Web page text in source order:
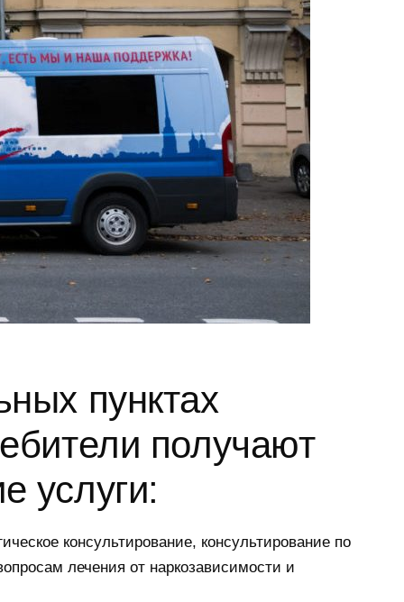
пунктах
получают
услуги:
консультирование, консультирование по
лечения от наркозависимости и